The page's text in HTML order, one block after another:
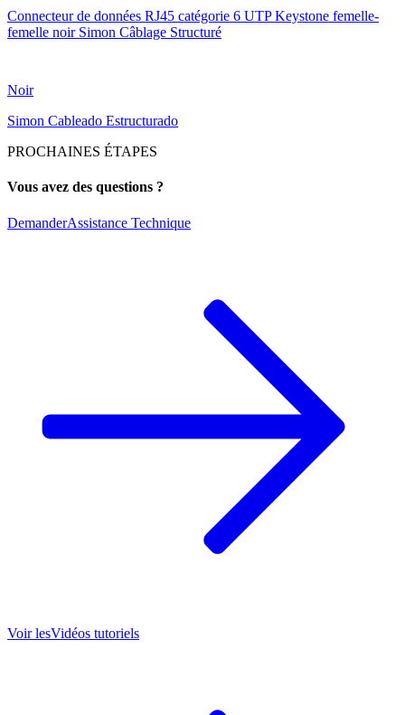
Connecteur de données RJ45 catégorie 6 UTP Keystone femelle-
femelle noir Simon Câblage Structuré
Noir
Simon Cableado Estructurado
PROCHAINES ÉTAPES
Vous avez des questions ?
DemanderAssistance Technique
Voir lesVidéos tutoriels